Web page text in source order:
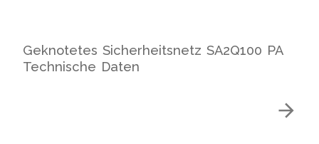
Geknotetes Sicherheitsnetz SA2Q100 PA
Technische Daten